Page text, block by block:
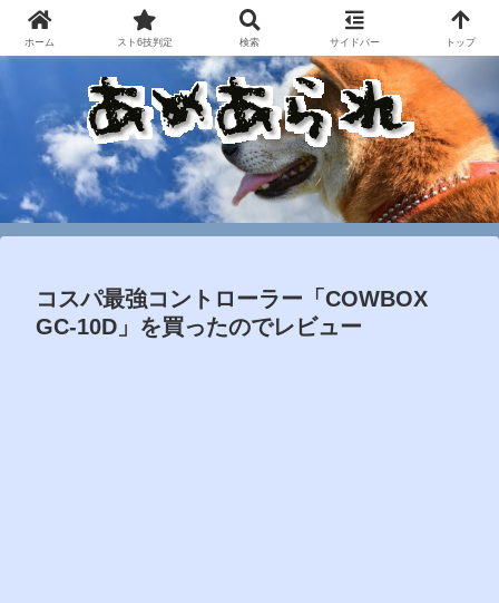
コスパ最強コントローラー「COWBOX
GC-10D」を買ったのでレビュー
ホーム スト6技判定 検索 サイドバー トップ